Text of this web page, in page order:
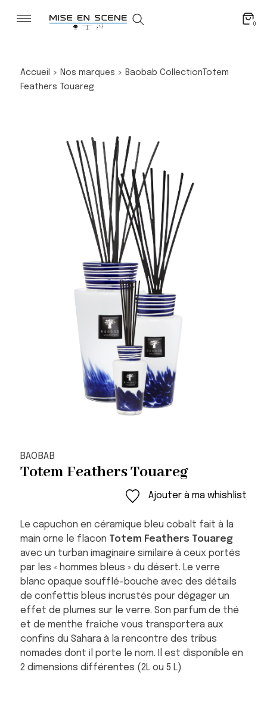
0
Accueil > Nos marques > Baobab CollectionTotem
Feathers Touareg
BAOBAB
Totem Feathers Touareg
Ajouter à ma whishlist
Le capuchon en céramique bleu cobalt fait à la
main orne le flacon Totem Feathers Touareg
avec un turban imaginaire similaire à ceux portés
par les « hommes bleus » du désert. Le verre
blanc opaque soufflé-bouche avec des détails
de confettis bleus incrustés pour dégager un
effet de plumes sur le verre. Son parfum de thé
et de menthe fraîche vous transportera aux
confins du Sahara à la rencontre des tribus
nomades dont il porte le nom. Il est disponible en
2 dimensions différentes (2L ou 5 L)